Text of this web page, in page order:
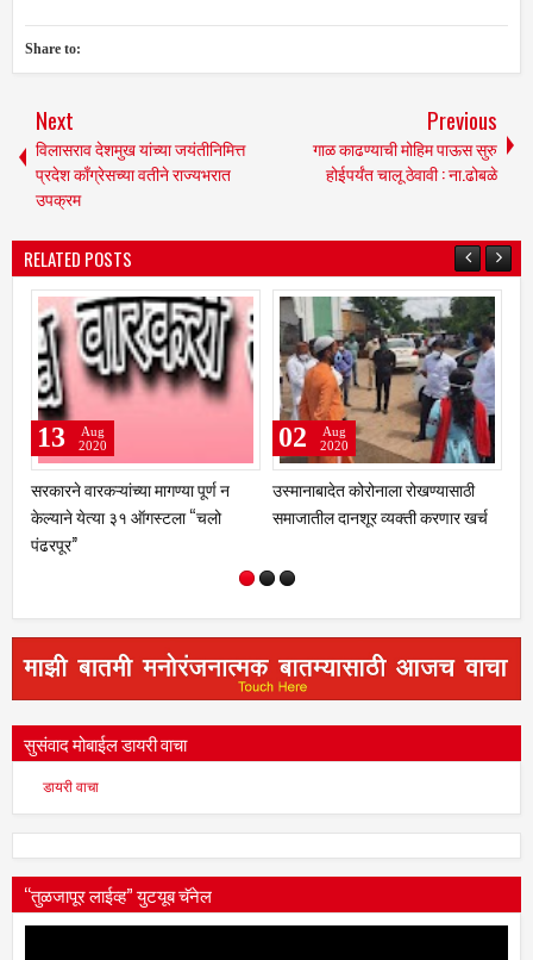
Share to:
Next
विलासराव देशमुख यांच्या जयंतीनिमित्त
प्रदेश काँग्रेसच्या वतीने राज्यभरात
उपक्रम
Previous
गाळ काढण्याची मोहिम पाऊस सुरु
होईपर्यंत चालू ठेवावी : ना.ढोबळे
RELATED POSTS
वारकऱ्यांच्या मागण्या पूर्ण न
येत्या ३१ ऑगस्टला “चलो
Aug
2020
उस्मानाबादेत कोरोनाला रोखण्यासाठी
समाजातील दानशूर व्यक्ती करणार खर्च
Aug
2020
केज :
01
सुसंवाद मोबाईल डायरी वाचा
डायरी वाचा
“तुळजापूर लाईव्ह” युटयूब चॅनेल